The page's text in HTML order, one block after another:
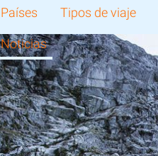
Países Tipos de viaje
Noticias